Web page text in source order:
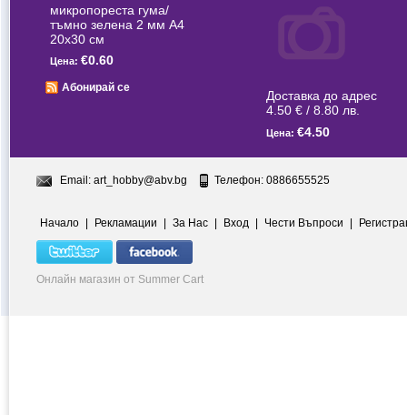
микропореста гума/
тъмно зелена 2 мм А4
20x30 см
Цена: €0.60
Абонирай се
Доставка до адрес
4.50 € / 8.80 лв.
Цена: €4.50
Email: art_hobby@abv.bg Телефон: 0886655525
Начало | Рекламации | За Нас | Вход | Чести Въпроси |
Онлайн магазин от Summer Cart